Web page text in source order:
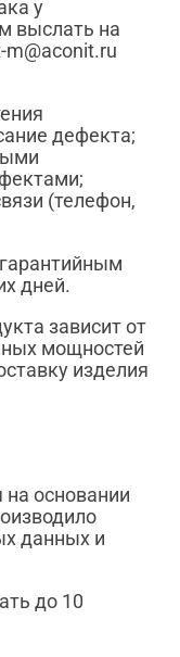
у
выслать на
дефекта;
(телефон,
дней.
зависит от
мощностей
изделия
на основании
данных и
до 10